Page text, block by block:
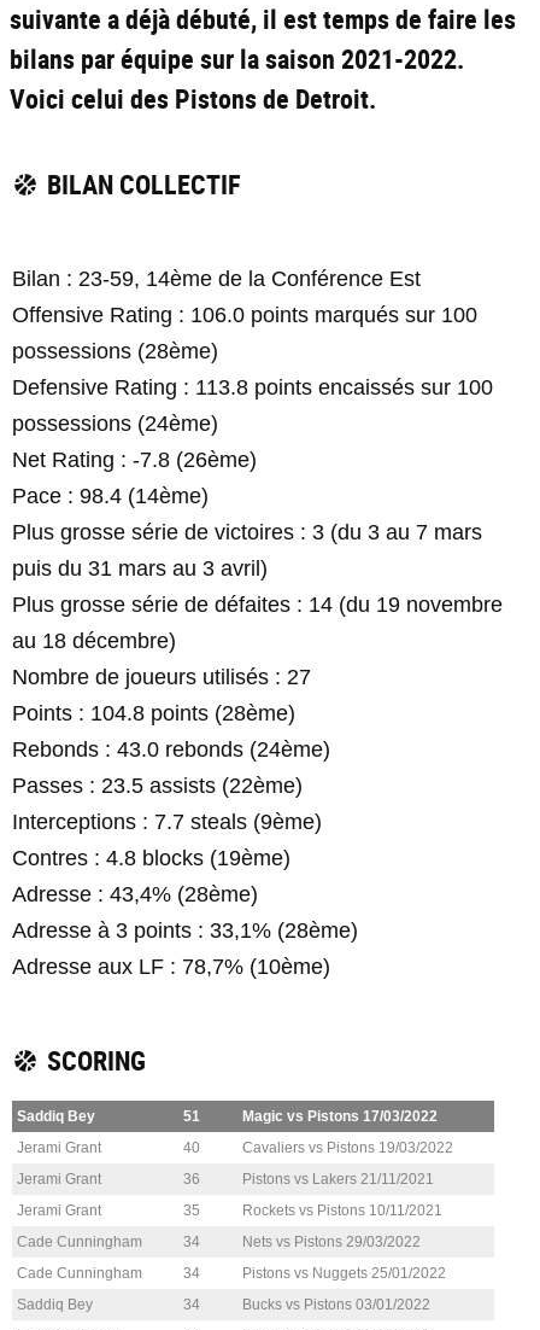
suivante a déjà débuté, il est temps de faire les
bilans par équipe sur la saison 2021-2022.
Voici celui des Pistons de Detroit.
BILAN COLLECTIF
Bilan : 23-59, 14ème de la Conférence Est
Offensive Rating : 106.0 points marqués sur 100
possessions (28ème)
Defensive Rating : 113.8 points encaissés sur 100
possessions (24ème)
Net Rating : -7.8 (26ème)
Pace : 98.4 (14ème)
Plus grosse série de victoires : 3 (du 3 au 7 mars
puis du 31 mars au 3 avril)
Plus grosse série de défaites : 14 (du 19 novembre
au 18 décembre)
Nombre de joueurs utilisés : 27
Points : 104.8 points (28ème)
Rebonds : 43.0 rebonds (24ème)
Passes : 23.5 assists (22ème)
Interceptions : 7.7 steals (9ème)
Contres : 4.8 blocks (19ème)
Adresse : 43,4% (28ème)
Adresse à 3 points : 33,1% (28ème)
Adresse aux LF : 78,7% (10ème)
SCORING
Saddiq Bey 51
Magic vs Pistons 17/03/2022
Jerami Grant
40
Cavaliers vs Pistons 19/03/2022
Jerami Grant
36
Pistons vs Lakers 21/11/2021
Jerami Grant
35
Rockets vs Pistons 10/11/2021
Cade Cunningham
34
Nets vs Pistons 29/03/2022
Cade Cunningham
34
Pistons vs Nuggets 25/01/2022
Saddiq Bey
34
Bucks vs Pistons 03/01/2022